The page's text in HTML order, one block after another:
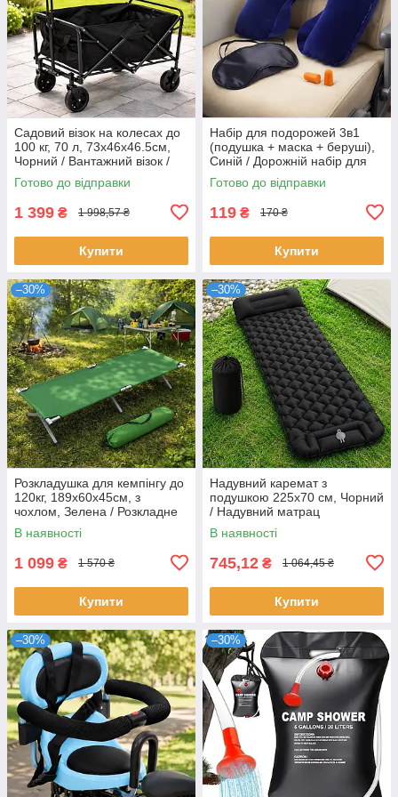
Садовий візок на колесах до
100 кг, 70 л, 73х46х46.5см,
Чорний / Вантажний візок /
Складний візок для саду
Готово до відправки
1 399 ₴ 1 998,57 ₴
Купити
Набір для подорожей 3в1
(подушка + маска + беруші),
Синій / Дорожній набір для
сну
Готово до відправки
119 ₴ 170 ₴
Купити
–30%
Розкладушка для кемпінгу до
120кг, 189х60х45см, з
чохлом, Зелена / Розкладне
ліжко туристичне /
Розкладушка туристична
В наявності
1 099 ₴ 1 570 ₴
Купити
–30%
Надувний каремат з
подушкою 225х70 см, Чорний
/ Надувний матрац
туристичний / Надувний
килимок в намет / Матрац
В наявності
745,12 ₴ 1 064,45 ₴
Купити
–30% –30%